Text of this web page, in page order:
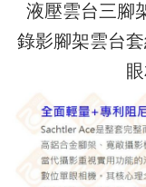
液壓雲台三腳
錄影腳架雲台